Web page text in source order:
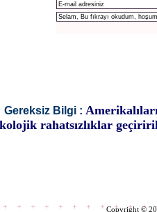
Gereksiz Bilgi :
rahatsızlıklar
Copyright ©